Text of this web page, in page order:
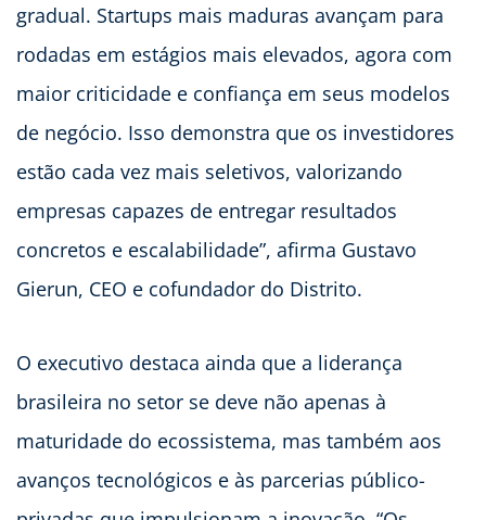
gradual. Startups mais maduras avançam para
rodadas em estágios mais elevados, agora com
maior criticidade e confiança em seus modelos
de negócio. Isso demonstra que os investidores
estão cada vez mais seletivos, valorizando
empresas capazes de entregar resultados
concretos e escalabilidade”, afirma Gustavo
Gierun, CEO e cofundador do Distrito.
O executivo destaca ainda que a liderança
brasileira no setor se deve não apenas à
maturidade do ecossistema, mas também aos
avanços tecnológicos e às parcerias público-